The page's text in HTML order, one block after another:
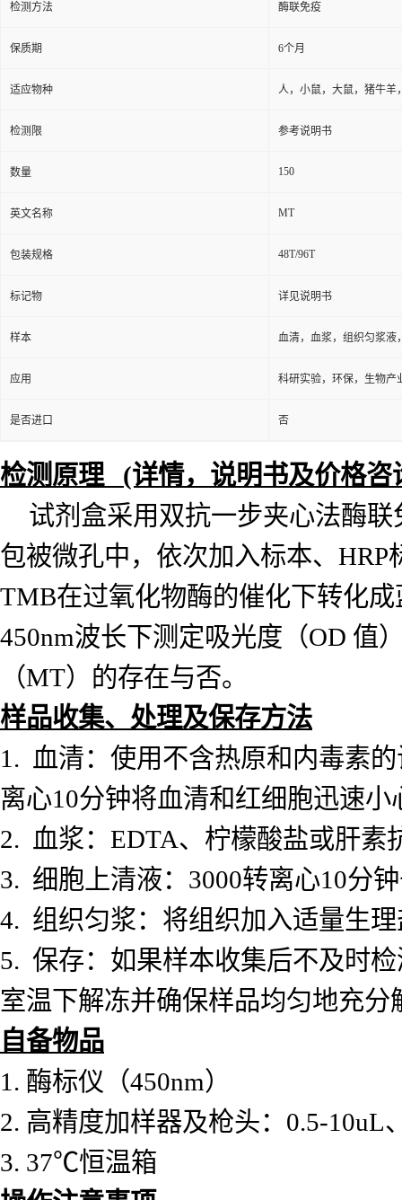
检测方法 酶联免疫
保质期 6个月
适应物种 人，小鼠，大鼠，猪牛羊
检测限 参考说明书
数量 150
英文名称 MT
包装规格 48T/96T
标记物 详见说明书
样本 血清，血浆，组织匀浆液
应用 科研实验，环保，生物产
是否进口 否
检测原理 (详情，说明书及价格咨
试剂盒采用双抗一步夹心法酶
包被微孔中，依次加入标本、 HRP
TMB在过氧化物酶的催化下转化
450nm波长下测定吸光度（OD 值
（MT）的存在与否。
样品收集、处理及保存方法
1. 血清：使用不含热原和内毒素
离心10分钟将血清和红细胞迅速小
2. 血浆：EDTA、柠檬酸盐或肝素
3. 细胞上清液：3000转离心10分
4. 组织匀浆：将组织加入适量生
5. 保存：如果样本收集后不及时
室温下解冻并确保样品均匀地充分
自备物品
1. 酶标仪（450nm）
2. 高精度加样器及枪头： 0.5-10uL
3. 37℃恒温箱